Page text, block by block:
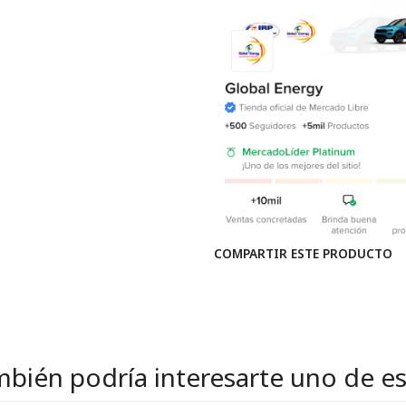
COMPARTIR ESTE PRODUCTO
podría interesarte uno de